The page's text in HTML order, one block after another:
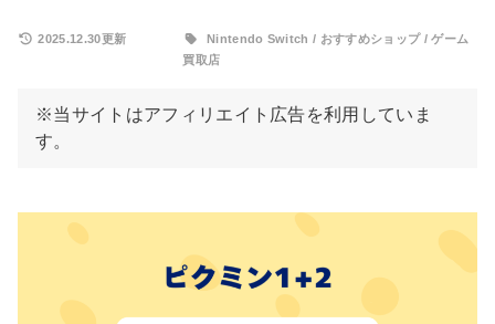
2025.12.30更新 Nintendo Switch / おすすめショップ/ゲーム
買取店
※当サイトはアフィリエイト広告を利用していま
す。